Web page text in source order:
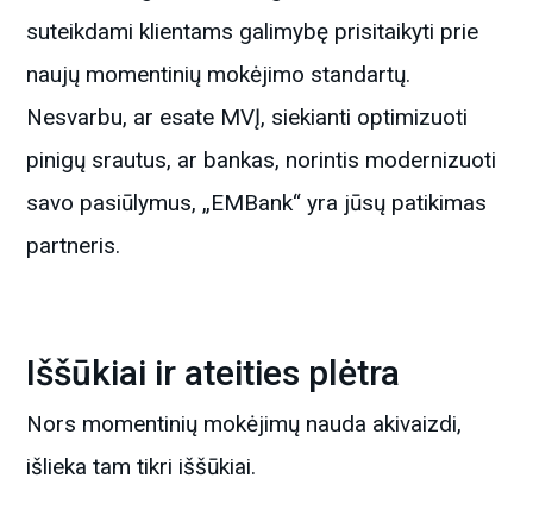
suteikdami klientams galimybę prisitaikyti prie
naujų momentinių mokėjimo standartų.
Nesvarbu, ar esate MVĮ, siekianti optimizuoti
pinigų srautus, ar bankas, norintis modernizuoti
savo pasiūlymus, „EMBank“ yra jūsų patikimas
partneris.
Iššūkiai ir ateities plėtra
Nors momentinių mokėjimų nauda akivaizdi,
išlieka tam tikri iššūkiai.